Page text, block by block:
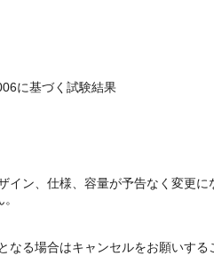
に基づく試験結果
ン、仕様、容量が予告なく変更に
る場合はキャンセルをお願いする